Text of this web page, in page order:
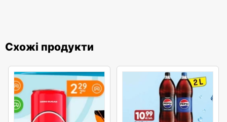
Схожі продукти